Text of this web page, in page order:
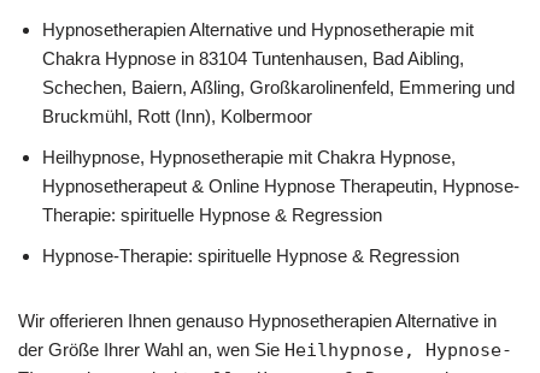
Hypnosetherapien Alternative und Hypnosetherapie mit
Chakra Hypnose in 83104 Tuntenhausen, Bad Aibling,
Schechen, Baiern, Aßling, Großkarolinenfeld, Emmering und
Bruckmühl, Rott (Inn), Kolbermoor
Heilhypnose, Hypnosetherapie mit Chakra Hypnose,
Hypnosetherapeut & Online Hypnose Therapeutin, Hypnose-
Therapie: spirituelle Hypnose & Regression
Hypnose-Therapie: spirituelle Hypnose & Regression
Wir offerieren Ihnen genauso Hypnosetherapien Alternative in
der Größe Ihrer Wahl an, wen Sie Heilhypnose, Hypnose-